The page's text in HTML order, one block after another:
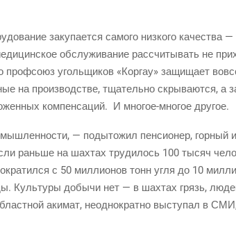
заку­па­ет­ся само­го низ­ко­го каче­ства
обслу­жи­ва­ние рас­счи­ты­вать не
проф­со­юз уголь­щи­ков «Кор­гау» защи­ща­ет
на про­из­вод­стве, тща­тель­но скры­ва­ют­ся, а
ком­пен­са­ций. И мно­гое-мно­гое другое.
— поды­то­жил пен­си­о­нер,
рань­ше на шах­тах тру­ди­лось 100 тысяч
с 50 мил­ли­о­нов тонн угля до 10
Куль­ту­ры добы­чи нет — в шах­тах грязь,
аки­мат, неод­но­крат­но высту­пал в